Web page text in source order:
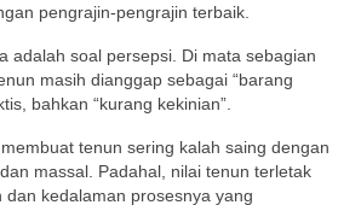
pengrajin-pengrajin terbaik.
adalah soal persepsi. Di mata sebagian
masih dianggap sebagai “barang
bahkan “kurang kekinian”.
tenun sering kalah saing dengan
massal. Padahal, nilai tenun terletak
dan kedalaman prosesnya yang